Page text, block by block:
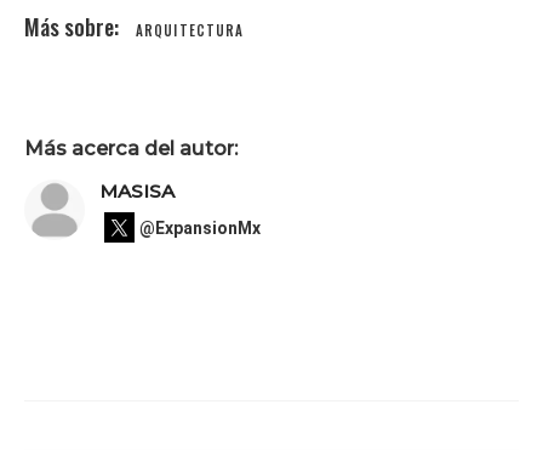
ARQUITECTURA
Más acerca del autor:
MASISA
@ExpansionMx